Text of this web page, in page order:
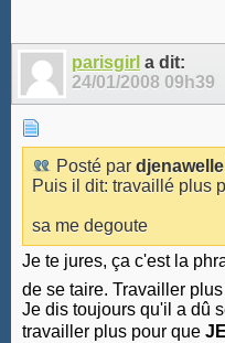
parisgirl a dit:
24/01/2008 09h39
Posté par djenawelle
Puis il dit: travaillé plus
sa me degoute
Je te jures, ça c'est la
de se taire. Travailler
Je dis toujours qu'il a dû
travailler plus pour que JE